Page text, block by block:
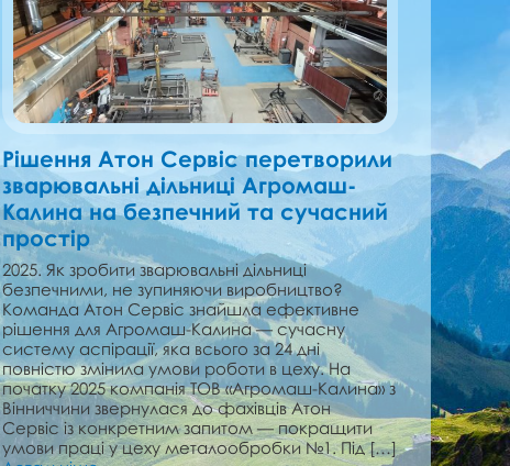
Рішення Атон Сервіс перетворили
зварювальні дільниці Агромаш-
Калина на безпечний та сучасний
простір
2025. Як зробити зварювальні дільниці
безпечними, не зупиняючи виробництво?
Команда Атон Сервіс знайшла ефективне
рішення для Агромаш-Калина — сучасну
систему аспірації, яка всього за 24 дні
повністю змінила умови роботи в цеху. На
початку 2025 компанія ТОВ «Агромаш-Калина» з
Вінниччини звернулася до фахівців Атон
Сервіс із конкретним запитом — покращити
умови праці у цеху металообробки №1. Під […]